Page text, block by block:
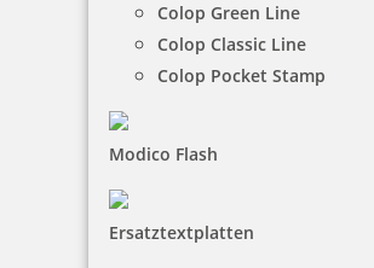
Colop Green Line
Colop Classic Line
Colop Pocket Stamp
Modico Flash
Ersatztextplatten
26 Artikel in der Kategorie
Holzstempel mit Abdruck: du bist